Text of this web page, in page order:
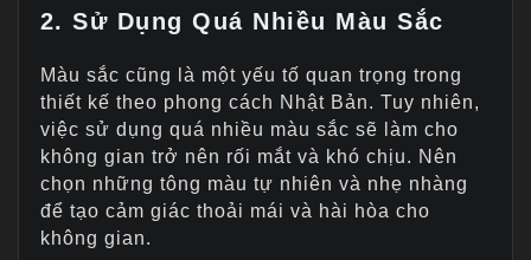
2. Sử Dụng Quá Nhiều Màu Sắc
Màu sắc cũng là một yếu tố quan trọng trong
thiết kế theo phong cách Nhật Bản. Tuy nhiên,
việc sử dụng quá nhiều màu sắc sẽ làm cho
không gian trở nên rối mắt và khó chịu. Nên
chọn những tông màu tự nhiên và nhẹ nhàng
để tạo cảm giác thoải mái và hài hòa cho
không gian.